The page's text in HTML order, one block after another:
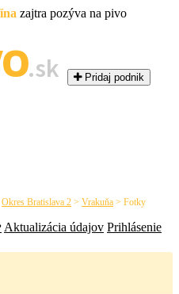
zajtra pozýva na pivo
.sk Pridaj podnik
Okres Bratislava 2 > Vrakuňa > Fotky
Aktualizácia údajov Prihlásenie